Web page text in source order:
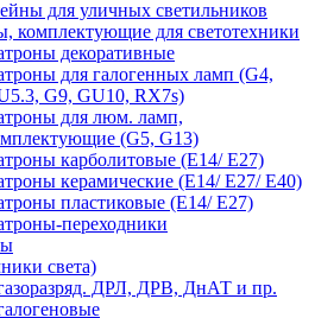
для уличных светильников
комплектующие для светотехники
декоративные
для галогенных ламп (G4,
G9, GU10, RX7s)
для люм. ламп,
(G5, G13)
карболитовые (E14/ E27)
керамические (E14/ E27/ E40)
пластиковые (E14/ E27)
переходники
света)
ДРЛ, ДРВ, ДнАТ и пр.